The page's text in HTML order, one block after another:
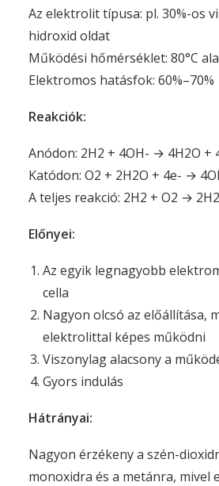
Az elektrolit típusa: pl. 30%-os
hidroxid oldat
Működési hőmérséklet: 80°C
Elektromos hatásfok: 60%–70%
Reakciók:
Anódon: 2H2 + 4OH- → 4H2O +
Katódon: O2 + 2H2O + 4e- →
A teljes reakció: 2H2 + O2 →
Előnyei:
Az egyik legnagyobb
cella
Nagyon olcsó az előállítása,
elektrolittal képes működni
Viszonylag alacsony a
Gyors indulás
Hátrányai:
Nagyon érzékeny a szén-
monoxidra és a metánra, mivel